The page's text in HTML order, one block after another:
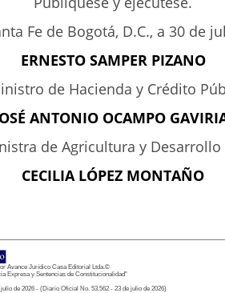
Fe de Bogotá, D.C., a 30 de
ERNESTO SAMPER PIZANO
de Hacienda y Crédito
ANTONIO OCAMPO
de Agricultura y Desarrollo
CECILIA LÓPEZ MONTAÑO
Avance Jurídico Casa Editorial Ltda.©
Expresa y Sentencias de Constitucionalidad"
de 2026 - (Diario Oficial No. 53.562 - 23 de julio de 2026)